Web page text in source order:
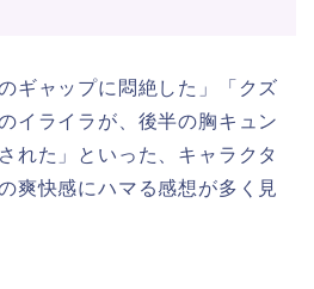
ギャップに悶絶した」「クズ
イライラが、後半の胸キュン
れた」といった、キャラクタ
爽快感にハマる感想が多く見